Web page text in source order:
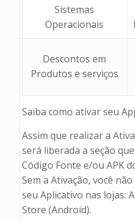
Sistemas
Operacionais
Descontos em
Produtos e serviços
Saiba como ativar seu
Assim que realizar a
será liberada a seção
Código Fonte e/ou APK
Sem a Ativação, você
seu Aplicativo nas lojas:
Store (Android).